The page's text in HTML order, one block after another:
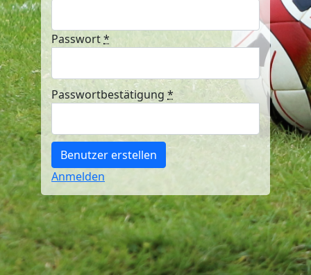
Passwort*
Passwortbestätigung *
Anmelden